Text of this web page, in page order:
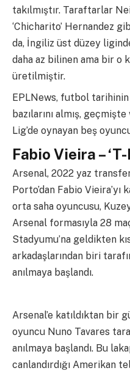
takılmıştır. Taraftarlar
‘Chicharito’ Hernandez
da, İngiliz üst düzey
daha az bilinen ama bir o
üretilmiştir.
EPLNews, futbol tarihinin
bazılarını almış,
Lig’de oynayan beş
Fabio Vieira – ‘T-
Arsenal, 2022 yaz
Porto’dan Fabio
orta saha oyuncusu,
Arsenal formasıyla 28
Stadyumu’na geldikten
arkadaşlarından biri
anılmaya başlandı.
Arsenal’e katıldıktan bir
oyuncu Nuno Tavares
anılmaya başlandı. Bu
canlandırdığı Amerikan